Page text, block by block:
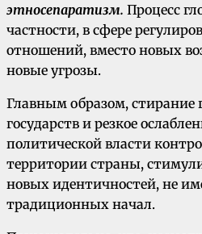
этносепаратизм. Процесс
частности, в сфере
отношений, вместо новых
новые угрозы.
Главным образом,
государств и резкое
политической власти
территории страны,
новых идентичностей, не
традиционных начал.